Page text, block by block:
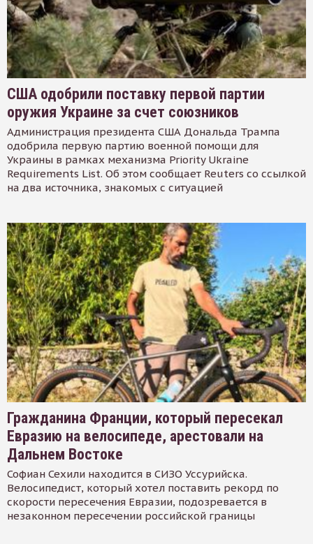
США одобрили поставку первой партии
оружия Украине за счет союзников
Администрация президента США Дональда Трампа
одобрила первую партию военной помощи для
Украины в рамках механизма Priority Ukraine
Requirements List. Об этом сообщает Reuters со ссылкой
на два источника, знакомых с ситуацией
Гражданина Франции, который пересекал
Евразию на велосипеде, арестовали на
Дальнем Востоке
Софиан Сехили находится в СИЗО Уссурийска.
Велосипедист, который хотел поставить рекорд по
скорости пересечения Евразии, подозревается в
незаконном пересечении российской границы